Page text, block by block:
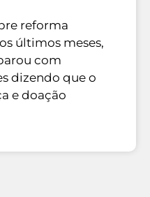
reforma
últimos meses,
com
dizendo que o
e doação